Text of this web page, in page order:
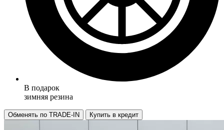
В подарок
зимняя резина
Обменять по TRADE-IN Купить в кредит